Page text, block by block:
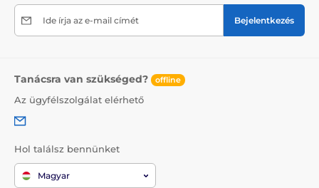
Ide írja az e-mail címét Bejelentkezés
Tanácsra van szükséged? offline
Az ügyfélszolgálat elérhető
Hol találsz bennünket
Magyar